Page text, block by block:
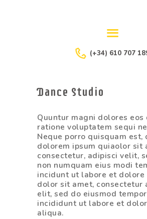
(+34) 610 707
PROGRAMACIÓN
Dance Studio
Quuntur magni dolores eos
ratione voluptatem sequi
Neque porro quisquam est,
dolorem ipsum quiaolor sit
consectetur, adipisci velit,
non numquam eius modi
incidunt ut labore et dolore
dolor sit amet, consectetur
elit, sed do eiusmod tempor
incididunt ut labore et
aliqua.